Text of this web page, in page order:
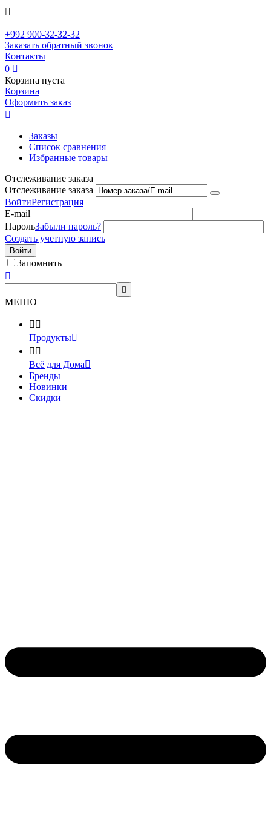

+992 900-32-32-32
Заказать обратный звонок
Контакты
0 
Корзина пуста
Корзина
Оформить заказ

Заказы
Список сравнения
Избранные товары
Отслеживание заказа
Отслеживание заказа
ВойтиРегистрация
E-mail
ПарольЗабыли пароль?
Создать учетную запись
Войти
Запомнить


МЕНЮ
 
Продукты
 
Всё для Дома
Бренды
Новинки
Скидки